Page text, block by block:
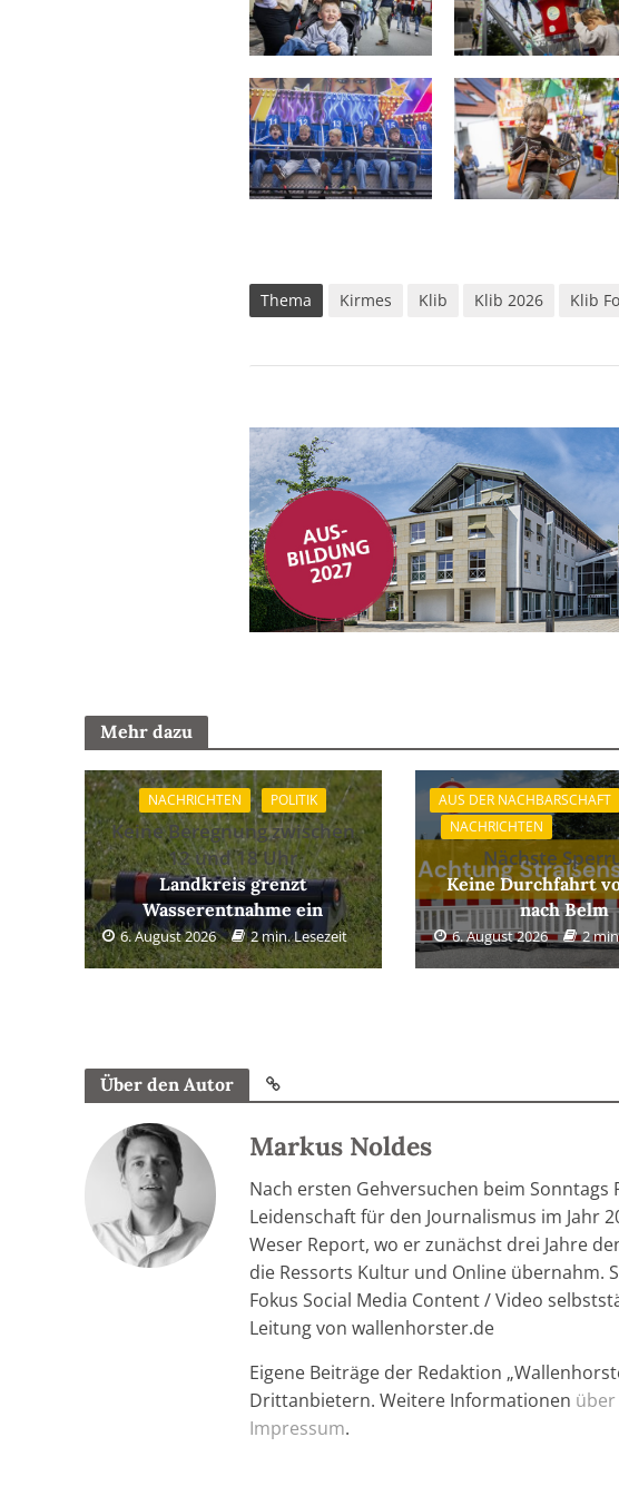
Thema Kirmes Klib Klib 2026 Klib
Mehr dazu
NACHRICHTEN POLITIK
Keine Beregnung zwischen
12 und 18 Uhr
Landkreis grenzt
Wasserentnahme ein
6. August 2026 2 min. Lesezeit
AUS DER NACHBARSCHAFT
NACHRICHTEN
Nächste
Keine Durchfahrt
nach Belm
6. August 2026 2
Über den Autor
Markus Noldes
Nach ersten Gehversuchen beim
Leidenschaft für den Journalismus im Jahr
Weser Report, wo er zunächst drei Jahre
die Ressorts Kultur und Online übernahm.
Fokus Social Media Content / Video
Leitung von wallenhorster.de
Eigene Beiträge der Redaktion
Drittanbietern. Weitere Informationen über
Impressum.